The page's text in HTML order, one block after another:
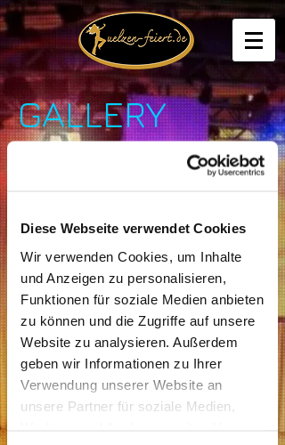
Diese Webseite verwendet Cookies
Wir verwenden Cookies, um Inhalte
und Anzeigen zu personalisieren,
Funktionen für soziale Medien anbieten
zu können und die Zugriffe auf unsere
Website zu analysieren. Außerdem
geben wir Informationen zu Ihrer
Verwendung unserer Website an
unsere Partner für soziale Medien,
GALLERY
I'm a Title. Click to edit me.